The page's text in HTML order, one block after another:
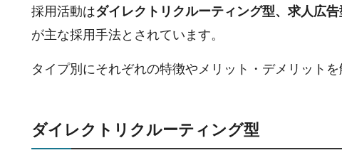
採用活動はダイレクトリクルーティング型、求人広
が主な採用手法とされています。
タイプ別にそれぞれの特徴やメリット・デメリットを
ダイレクトリクルーティング型